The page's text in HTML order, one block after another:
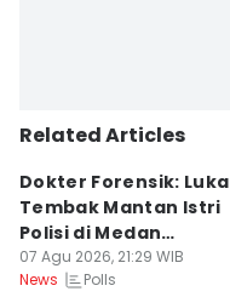
Related Articles
Dokter Forensik: Luka
Tembak Mantan Istri
Polisi di Medan
Berkarakter Tempel
07 Agu 2026, 21:29 WIB
News
Polls